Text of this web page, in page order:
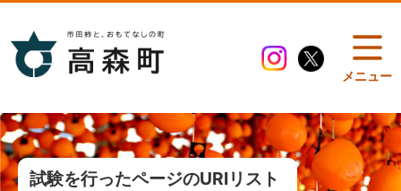
メニュー
試験を行ったページのURIリスト